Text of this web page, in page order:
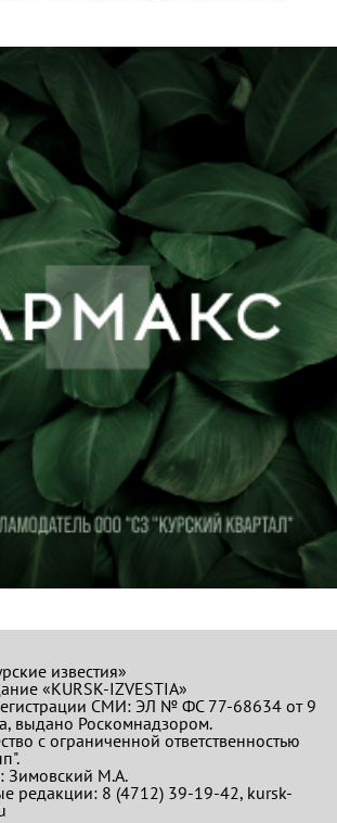
известия»
«KURSK-IZVESTIA»
СМИ: ЭЛ № ФС 77-68634 от 9
выдано Роскомнадзором.
с ограниченной ответственностью
Зимовский М.А.
редакции: 8 (4712) 39-19-42, kursk-